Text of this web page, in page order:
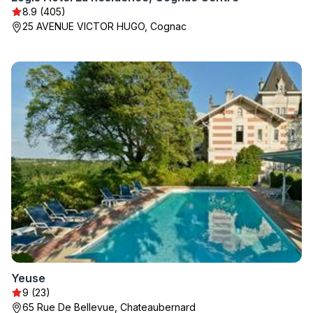
8.9 (405)
25 AVENUE VICTOR HUGO, Cognac
Yeuse
9 (23)
65 Rue De Bellevue, Chateaubernard